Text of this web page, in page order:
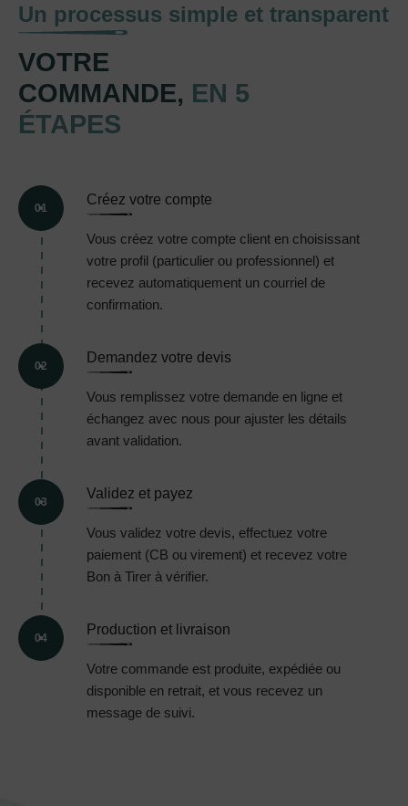
Un processus simple et transparent
VOTRE
COMMANDE, EN 5
ÉTAPES
01
Créez votre compte
Vous créez votre compte client en choisissant
votre profil (particulier ou professionnel) et
recevez automatiquement un courriel de
confirmation.
02
Demandez votre devis
Vous remplissez votre demande en ligne et
échangez avec nous pour ajuster les détails
avant validation.
03
Validez et payez
Vous validez votre devis, effectuez votre
paiement (CB ou virement) et recevez votre
Bon à Tirer à vérifier.
04
Production et livraison
Votre commande est produite, expédiée ou
disponible en retrait, et vous recevez un
message de suivi.